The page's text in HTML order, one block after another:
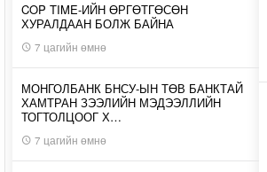
COP TIME-ИЙН ӨРГӨТГӨСӨН
ХУРАЛДААН БОЛЖ БАЙНА
7 цагийн өмнө
МОНГОЛБАНК БНСУ-ЫН ТӨВ БАНКТАЙ
ХАМТРАН ЗЭЭЛИЙН МЭДЭЭЛЛИЙН
ТОГТОЛЦООГ Х…
7 цагийн өмнө